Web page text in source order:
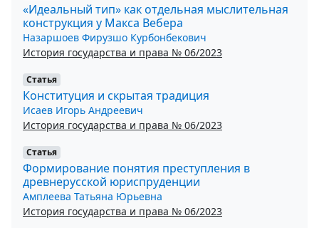
«Идеальный тип» как отдельная мыслительная
конструкция у Макса Вебера
Назаршоев Фирузшо Курбонбекович
История государства и права № 06/2023
Статья
Конституция и скрытая традиция
Исаев Игорь Андреевич
История государства и права № 06/2023
Статья
Формирование понятия преступления в
древнерусской юриспруденции
Амплеева Татьяна Юрьевна
История государства и права № 06/2023